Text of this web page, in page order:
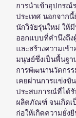
การนำเข้าอุปกรณ์
ประเทศ นอกจากนี้
นักวิจัยรุ่นใหม่ ให้
ออกแบบที่คำนึงถึง
และสร้างความเข้
มนุษย์ซึ่งเป็นพื้นฐ
การพัฒนานวัตกร
เคยผ่านการแข่งขั
ประสบการณ์ที่ได้
ผลิตภัณฑ์ จนเกิดเ
ก่อให้เกิดความยั่ง